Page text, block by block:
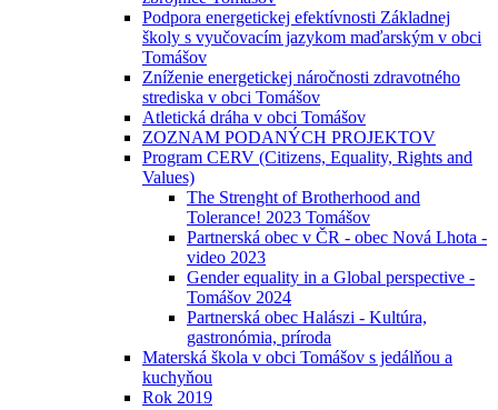
Podpora energetickej efektívnosti Základnej
školy s vyučovacím jazykom maďarským v obci
Tomášov
Zníženie energetickej náročnosti zdravotného
strediska v obci Tomášov
Atletická dráha v obci Tomášov
ZOZNAM PODANÝCH PROJEKTOV
Program CERV (Citizens, Equality, Rights and
Values)
The Strenght of Brotherhood and
Tolerance! 2023 Tomášov
Partnerská obec v ČR - obec Nová Lhota -
video 2023
Gender equality in a Global perspective -
Tomášov 2024
Partnerská obec Halászi - Kultúra,
gastronómia, príroda
Materská škola v obci Tomášov s jedálňou a
kuchyňou
Rok 2019